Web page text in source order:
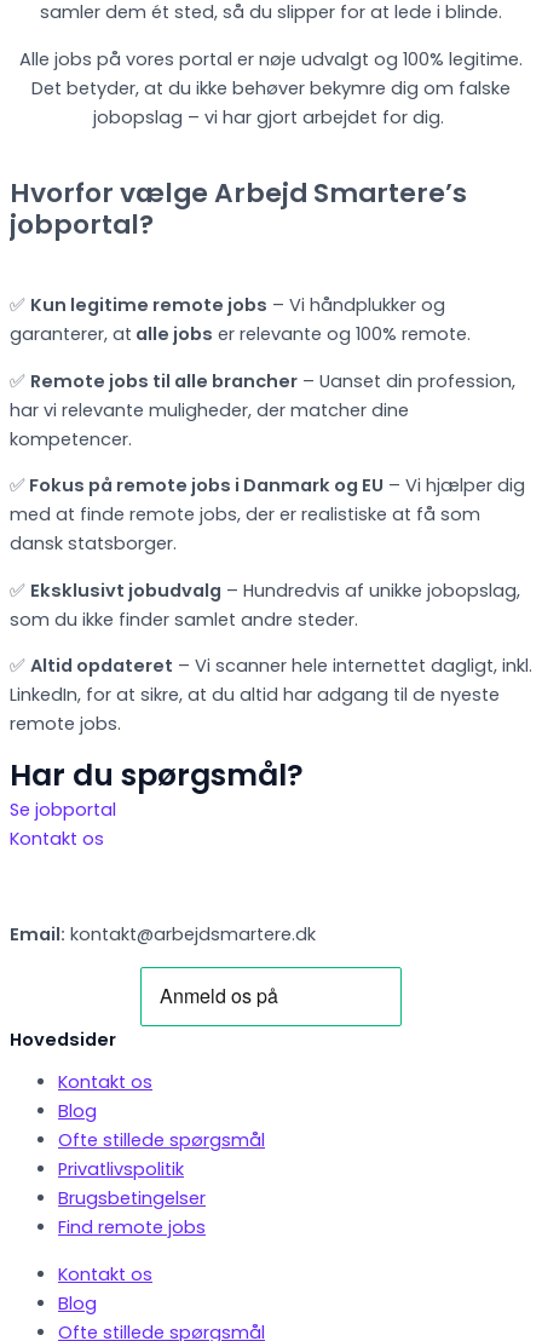
samler dem ét sted, så du slipper for at lede i blinde.
Alle jobs på vores portal er nøje udvalgt og 100% legitime.
Det betyder, at du ikke behøver bekymre dig om falske
jobopslag – vi har gjort arbejdet for dig.
Hvorfor vælge Arbejd Smartere’s
jobportal?
✅ Kun legitime remote jobs – Vi håndplukker og
garanterer, at alle jobs er relevante og 100% remote.
✅ Remote jobs til alle brancher – Uanset din profession,
har vi relevante muligheder, der matcher dine
kompetencer.
✅ Fokus på remote jobs i Danmark og EU – Vi hjælper dig
med at finde remote jobs, der er realistiske at få som
dansk statsborger.
✅ Eksklusivt jobudvalg – Hundredvis af unikke jobopslag,
som du ikke finder samlet andre steder.
✅ Altid opdateret – Vi scanner hele internettet dagligt, inkl.
LinkedIn, for at sikre, at du altid har adgang til de nyeste
remote jobs.
Har du spørgsmål?
Se jobportal
Kontakt os
Email: kontakt@arbejdsmartere.dk
Hovedsider
Kontakt os
Blog
Ofte stillede spørgsmål
Privatlivspolitik
Brugsbetingelser
Find remote jobs
Kontakt os
Blog
Ofte stillede spørgsmål